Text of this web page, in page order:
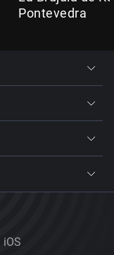
Pontevedra
iOS